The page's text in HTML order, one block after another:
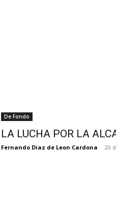
De Fondo
LA LUCHA POR LA
Fernando Diaz de Leon Cardona - 20